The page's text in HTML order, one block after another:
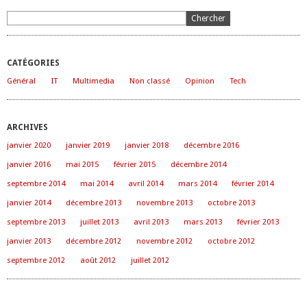
CATÉGORIES
Général
IT Multimedia Non classé Opinion Tech
ARCHIVES
janvier 2020
janvier 2019 janvier 2018
décembre 2016
janvier 2016
mai 2015 février 2015
décembre 2014
septembre 2014
mai 2014 avril 2014 mars 2014
février 2014
janvier 2014
décembre 2013 novembre 2013
octobre 2013
septembre 2013
juillet 2013 avril 2013 mars 2013
février 2013
janvier 2013
décembre 2012 novembre 2012
octobre 2012
septembre 2012
août 2012 juillet 2012